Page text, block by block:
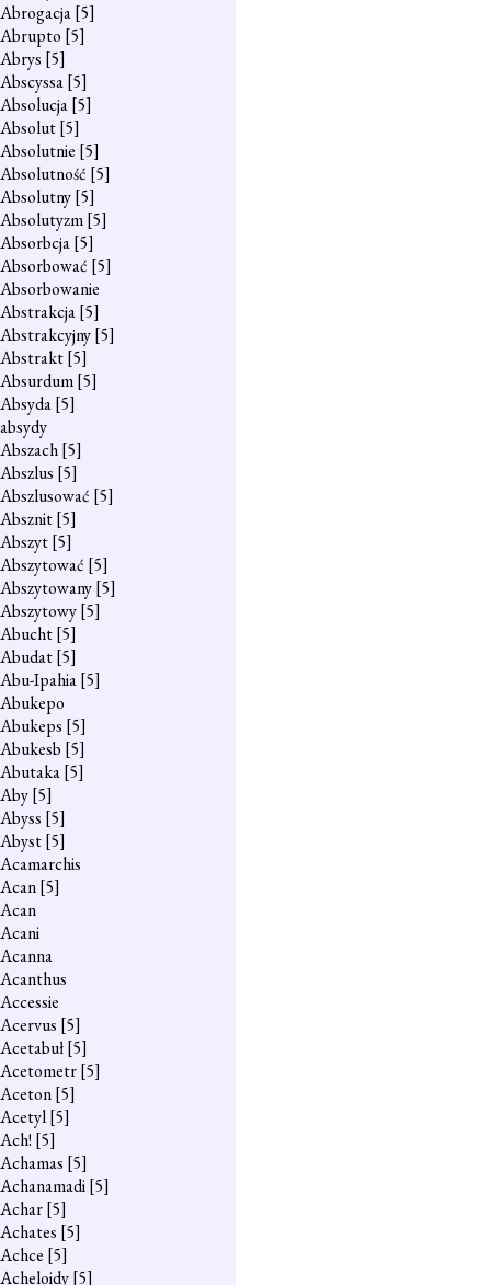
Abrogacja[5]
Abrupto [5]
Abrys [5]
Abscyssa[5]
Absolucja[5]
Absolut[5]
Absolutnie [5]
Absolutność [5]
Absolutny[5]
Absolutyzm[5]
Absorbcja[5]
Absorbować [5]
Absorbowanie
Abstrakcja[5]
Abstrakcyjny[5]
Abstrakt[5]
Absurdum[5]
Absyda[5]
absydy
Abszach[5]
Abszlus [5]
Abszlusować [5]
Absznit[5]
Abszyt[5]
Abszytować [5]
Abszytowany[5]
Abszytowy[5]
Abucht[5]
Abudat[5]
Abu-Ipahia[5]
Abukepo
Abukeps [5]
Abukesb [5]
Abutaka[5]
Aby[5]
Abyss [5]
Abyst[5]
Acamarchis
Acan[5]
Acan
Acani
Acanna
Acanthus
Accessie
Acervus [5]
Acetabuł[5]
Acetometr[5]
Aceton[5]
Acetyl[5]
Ach! [5]
Achamas [5]
Achanamadi[5]
Achar[5]
Achates [5]
Achce [5]
Acheloidy[5]